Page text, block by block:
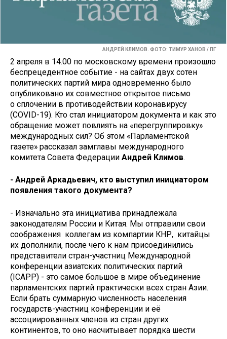
АНДРЕЙ КЛИМОВ. ФОТО: ТИМУР ХАНОВ / ПГ
2 апреля в 14.00 по московскому времени произошло
беспрецедентное событие - на сайтах двух сотен
политических партий мира одновременно было
опубликовано их совместное открытое письмо
о сплочении в противодействии коронавирусу
(COVID-19). Кто стал инициатором документа и как это
обращение может повлиять на «перегруппировку»
международных сил? Об этом «Парламентской
газете» рассказал замглавы международного
комитета Совета Федерации Андрей Климов.
- Андрей Аркадьевич, кто выступил инициатором
появления такого документа?
- Изначально эта инициатива принадлежала
законодателям России и Китая. Мы отправили свои
соображения коллегам из компартии КНР, китайцы
их дополнили, после чего к нам присоединились
представители стран-участниц Международной
конференции азиатских политических партий
(ICAPP) - это самое большое в мире объединение
парламентских партий практически всех стран Азии.
Если брать суммарную численность населения
государств-участниц конференции и её
ассоциированных членов из стран других
континентов, то оно насчитывает порядка шести